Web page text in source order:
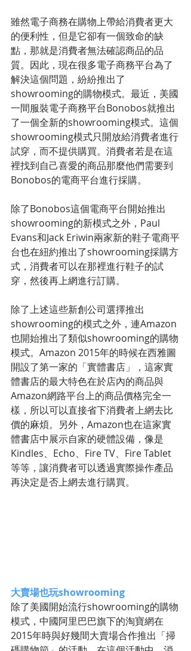
雖然電子商務在購物上帶給消費者更大
的便利性，但是它卻有一個致命的缺
點，那就是消費者無法確認商品的品
質。因此，現在很多電子商務平台為了
解決這個問題，紛紛推出了
showrooming的購物模式。最近，美國
一間服裝電子商務平台Bonobos就推出
了一個全新的showrooming模式。這個
showrooming模式只開放給消費者進行
試穿，而不提供購買。消費者若是在這
裡找到自己喜愛的商品那麼他們需要到
Bonobos的電商平台進行採購。
除了Bonobos這個電商平台開始推出
showrooming的新模式之外，Paul
Evans和Jack Eriwin兩家新的鞋子電商平
台也在紐約推出了showrooming採購方
式，消費者可以在那裡進行鞋子的試
穿，然後再上網進行訂購。
除了上述這些新創公司選擇推出
showrooming的模式之外，連Amazon
也開始推出了類似showrooming的購物
模式。Amazon 2015年的時候在西雅圖
開設了第一家的「實體書店」，這家實
體書店的最大特色在於店內的商品與
Amazon網路平台上的商品價格完全一
樣，所以可以直接省下消費者上網去比
價的麻煩。另外，Amazon也在這家實
體書店中展示自家的硬體設備，像是
Kindles、Echo、Fire TV、Fire Tablet
等等，讓消費者可以透過實際操作產品
再決定是否上網去進行購買。
大賣場也玩showrooming
除了美國開始流行showrooming的購物
模式，中國阿里巴巴旗下的淘寶網在
2015年時與好幾間大賣場合作推出「掃